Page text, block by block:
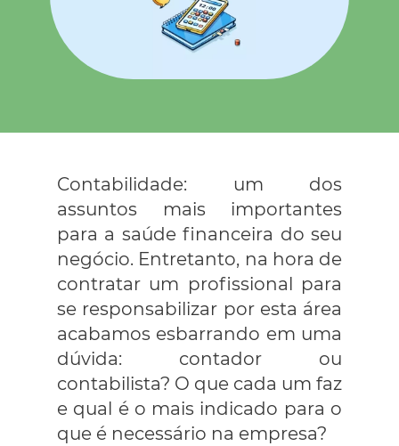
Contabilidade: um dos
assuntos mais importantes
para a saúde financeira do seu
negócio. Entretanto, na hora de
contratar um profissional para
se responsabilizar por esta área
acabamos esbarrando em uma
dúvida: contador ou
contabilista? O que cada um faz
e qual é o mais indicado para o
que é necessário na empresa?